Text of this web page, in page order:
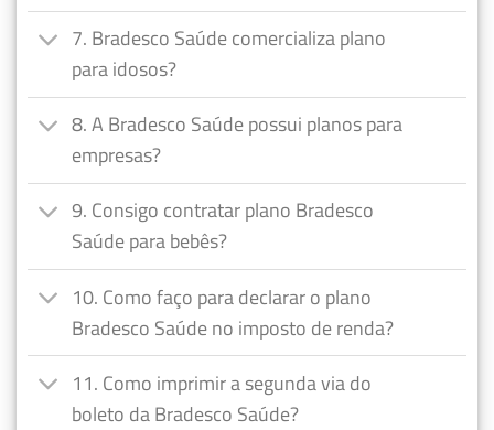
7. Bradesco Saúde comercializa plano
para idosos?
8. A Bradesco Saúde possui planos para
empresas?
9. Consigo contratar plano Bradesco
Saúde para bebês?
10. Como faço para declarar o plano
Bradesco Saúde no imposto de renda?
11. Como imprimir a segunda via do
boleto da Bradesco Saúde?